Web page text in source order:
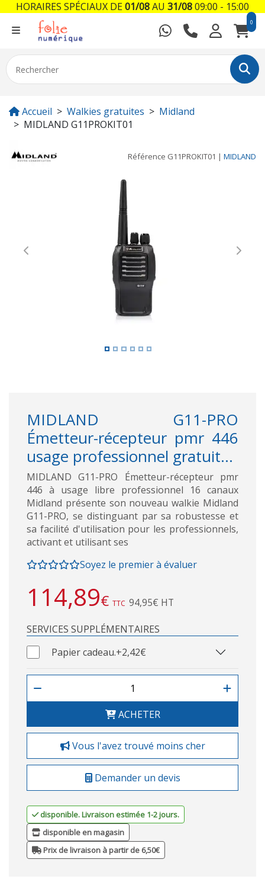
0
Accueil Walkies gratuites
Midland
MIDLAND G11PROKIT01
Référence G11PROKIT01 | MIDLAND
Previous Next
MIDLAND G11-PRO
Émetteur-récepteur pmr 446
usage professionnel gratuit...
MIDLAND G11-PRO Émetteur-récepteur pmr
446 à usage libre professionnel 16 canaux
Midland présente son nouveau walkie Midland
G11-PRO, se distinguant par sa robustesse et
sa facilité d'utilisation pour les professionnels,
activant et utilisant ses
Soyez le premier à évaluer
114,89€ TTC 94,95€ HT
SERVICES SUPPLÉMENTAIRES
Papier cadeau.+2,42€
ACHETER
Vous l'avez trouvé moins cher
Demander un devis
disponible. Livraison estimée 1-2 jours.
disponible en magasin
Prix de livraison à partir de 6,50€
HORAIRES SPÉCIAUX DE01/08AU 31/0809:00 - 15:00